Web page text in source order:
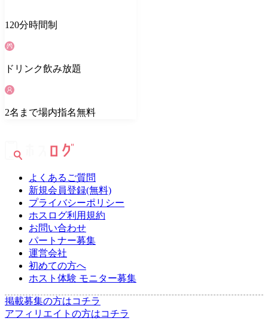
120分時間制
ドリンク飲み放題
2名 まで場内指名無料
よくあるご質問
新規会員登録(無料)
プライバシーポリシー
ホスログ利用規約
お問い合わせ
パートナー募集
運営会社
初めての方へ
ホスト体験 モニター募集
掲載募集の方はコチラ
アフィリエイトの方はコチラ